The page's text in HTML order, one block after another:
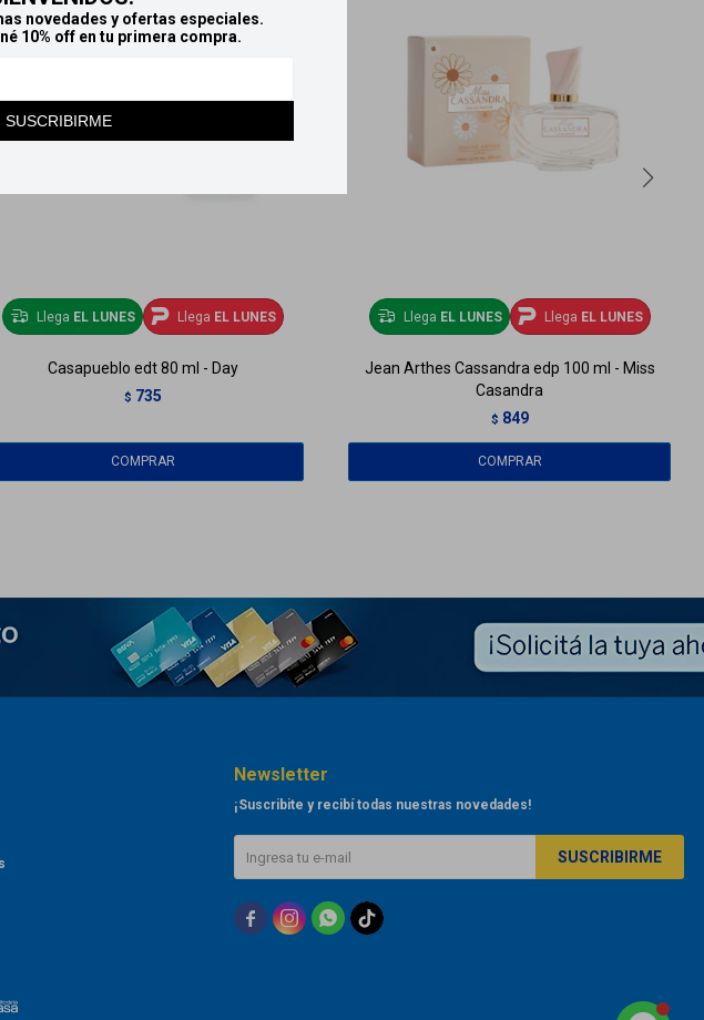
novedades y ofertas especiales.
10% off en tu primera compra.
SUSCRIBIRME
Llega EL LUNES Llega EL LUNES
Casapueblo edt 80 ml - Day
$ 735
Llega EL LUNES Llega EL LUNES
Jean Arthes Cassandra edp 100 ml - Miss
Casandra
$ 849
Newsletter
¡Suscribite y recibí todas nuestras novedades!
SUSCRIBIRME
  